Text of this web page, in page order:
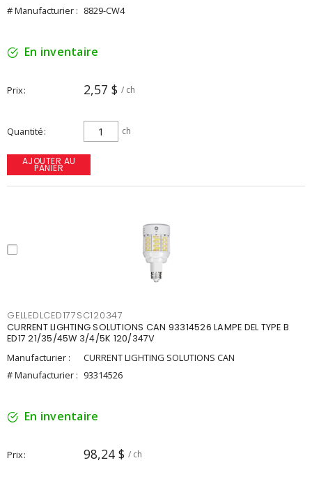
# Manufacturier : 8829-CW4
En inventaire
Prix 2,57 $ / ch
Quantité ch
AJOUTER AU
PANIER
GELLEDLCED177SC120347
CURRENT LIGHTING SOLUTIONS CAN 93314526 LAMPE DEL TYPE B
ED17 21/35/45W 3/4/5K 120/347V
Manufacturier :
CURRENT LIGHTING SOLUTIONS CAN
# Manufacturier : 93314526
En inventaire
Prix 98,24 $ / ch